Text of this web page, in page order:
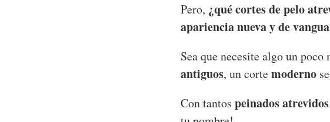
Pero, ¿qué cortes de pelo
apariencia nueva y de
Sea que necesite algo un poco
antiguos, un cortemoderno
Con tantos peinados